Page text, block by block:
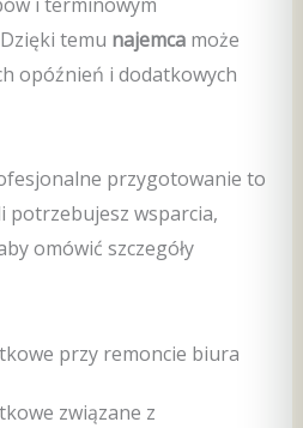
temu najemcamoże
opóźnień i dodatkowych
przygotowanie to
potrzebujesz wsparcia,
omówić szczegóły
przy remoncie biura
związane z